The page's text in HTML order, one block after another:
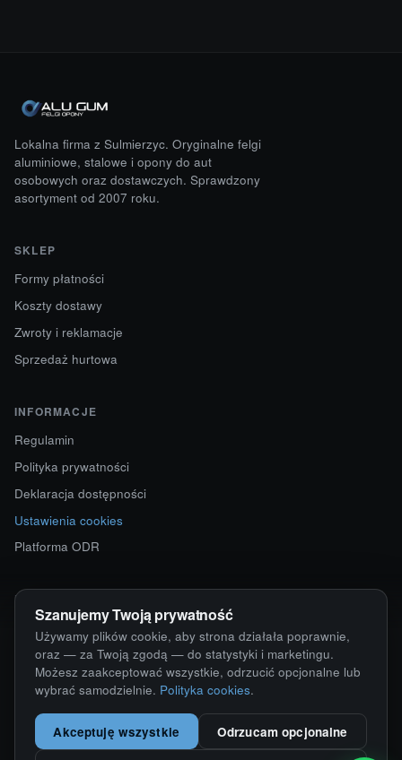
Lokalna firma z Sulmierzyc. Oryginalne felgi
aluminiowe, stalowe i opony do aut
osobowych oraz dostawczych. Sprawdzony
asortyment od 2007 roku.
SKLEP
Formy płatności
Koszty dostawy
Zwroty i reklamacje
Sprzedaż hurtowa
INFORMACJE
Regulamin
Polityka prywatności
Deklaracja dostępności
Ustawienia cookies
Platforma ODR
KONTAKT
ul. Starokościelna 12
63-750 Sulmierzyce
792 171 171 · 791 110 055
alumy@alugum.pl
Szanujemy Twoją prywatność
Używamy plików cookie, aby strona działała poprawnie,
oraz — za Twoją zgodą — do statystyki i marketingu.
Możesz zaakceptować wszystkie, odrzucić opcjonalne lub
wybrać samodzielnie. Polityka cookies.
Akceptuję wszystkie Odrzucam opcjonalne